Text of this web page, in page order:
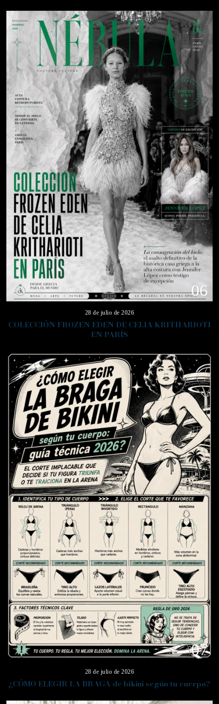
06
28 de julio de 2026
COLECCIÓN FROZEN EDEN DE CELIA KRITHARIOTI
EN PARÍS
07
28 de julio de 2026
¿CÓMO ELEGIR LA BRAGA de bikini según tu cuerpo?